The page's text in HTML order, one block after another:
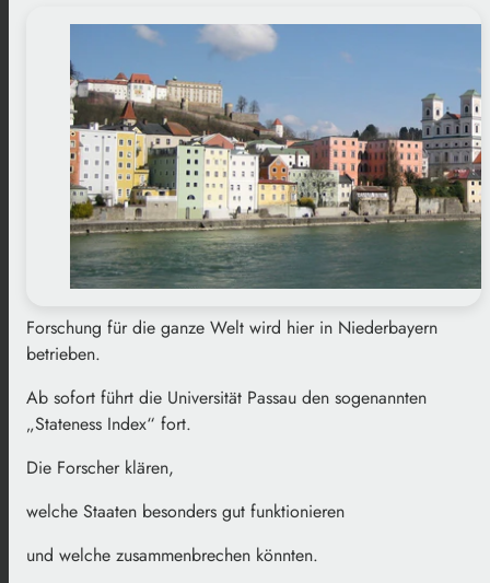
Forschung für die ganze Welt wird hier in Niederbayern
betrieben.
Ab sofort führt die Universität Passau den sogenannten
„Stateness Index“ fort.
Die Forscher klären,
welche Staaten besonders gut funktionieren
und welche zusammenbrechen könnten.